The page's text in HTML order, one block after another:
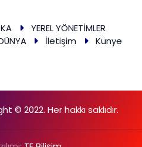
YEREL YÖNETİMLER
İletişim
Künye
© 2022. Her hakkı saklıdır.